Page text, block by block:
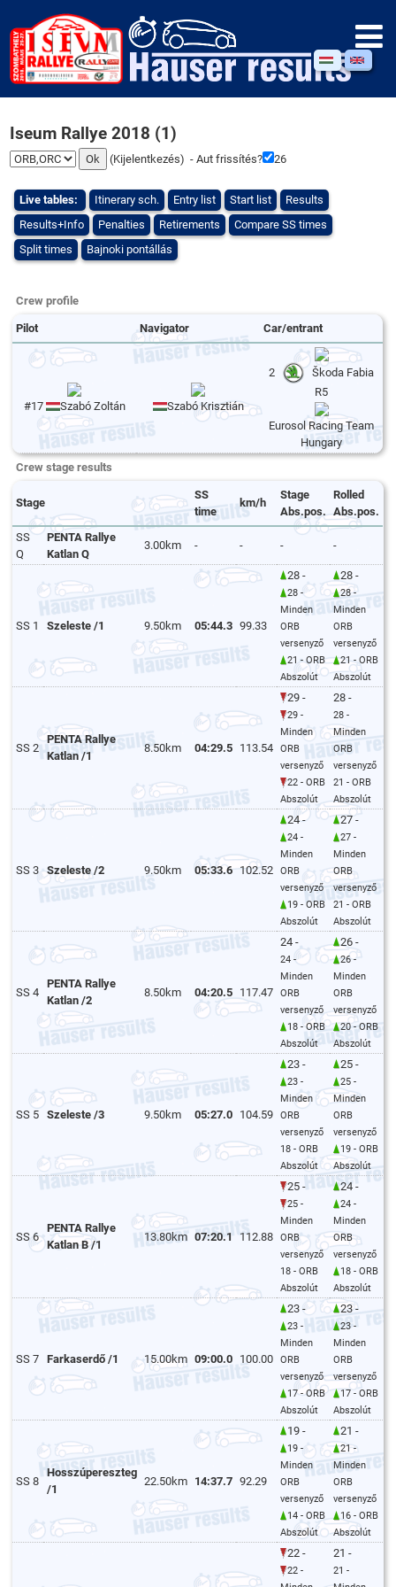
Iseum Rallye 2018 (1)
(Kijelentkezés) - Aut frissítés? 25
Live tables: Itinerary sch. Entry list Start list
Results
Results+Info
Penalties Retirements
Compare SS times
Split times
Bajnoki pontállás
Crew profile
Pilot Navigator Car/entrant
#17 Szabó Zoltán Szabó Krisztián
2
Škoda Fabia
R5
Eurosol Racing Team
Hungary
Crew stage results
Stage
SS
time
km/h
Stage
Abs.pos.
Rolled
Abs.pos.
SS
Q
PENTA Rallye
Katlan Q
3.00km - - - -
SS 1 Szeleste /1 9.50km 05:44.3 99.33
28 -
28 -
Minden
ORB
versenyző
21 - ORB
Abszolút
28 -
28 -
Minden
ORB
versenyző
21 - ORB
Abszolút
SS 2
PENTA Rallye
Katlan /1
8.50km 04:29.5 113.54
29 -
29 -
Minden
ORB
versenyző
22 - ORB
Abszolút
28 -
28 -
Minden
ORB
versenyző
21 - ORB
Abszolút
SS 3 Szeleste /2 9.50km 05:33.6 102.52
24 -
24 -
Minden
ORB
versenyző
19 - ORB
Abszolút
27 -
27 -
Minden
ORB
versenyző
21 - ORB
Abszolút
SS 4
PENTA Rallye
Katlan /2
8.50km 04:20.5 117.47
24 -
24 -
Minden
ORB
versenyző
18 - ORB
Abszolút
26 -
26 -
Minden
ORB
versenyző
20 - ORB
Abszolút
SS 5 Szeleste /3 9.50km 05:27.0 104.59
23 -
23 -
Minden
ORB
versenyző
18 - ORB
Abszolút
25 -
25 -
Minden
ORB
versenyző
19 - ORB
Abszolút
SS 6
PENTA Rallye
Katlan B /1
13.80km 07:20.1 112.88
25 -
25 -
Minden
ORB
versenyző
18 - ORB
Abszolút
24 -
24 -
Minden
ORB
versenyző
18 - ORB
Abszolút
SS 7 Farkaserdő /1 15.00km 09:00.0 100.00
23 -
23 -
Minden
ORB
versenyző
17 - ORB
Abszolút
23 -
23 -
Minden
ORB
versenyző
17 - ORB
Abszolút
SS 8
Hosszúpereszteg
/1
22.50km 14:37.7 92.29
19 -
19 -
Minden
ORB
versenyző
14 - ORB
Abszolút
21 -
21 -
Minden
ORB
versenyző
16 - ORB
Abszolút
22 -
22 -
21 -
21 -